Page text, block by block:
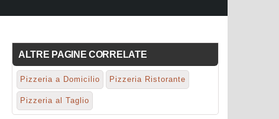
ALTRE PAGINE CORRELATE
Pizzeria a Domicilio Pizzeria Ristorante
Pizzeria al Taglio